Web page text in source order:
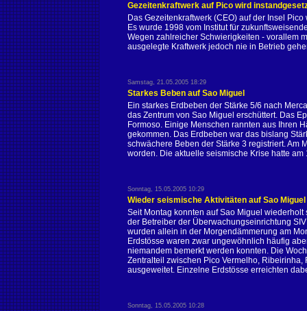
Gezeitenkraftwerk auf Pico wird
Das Gezeitenkraftwerk (CEO) auf der Insel
Es wurde 1998 vom Institut für
Wegen zahlreicher Schwierigkeiten - vorallem
ausgelegte Kraftwerk jedoch nie in Betrieb
Samstag, 21.05.2005 18:29
Starkes Beben auf Sao Miguel
Ein starkes Erdbeben der Stärke 5/6 nach
das Zentrum von Sao Miguel erschüttert. Das
Formoso. Einige Menschen rannten aus Ihren
gekommen. Das Erdbeben war das bislang
schwächere Beben der Stärke 3 registriert. Am
worden. Die aktuelle seismische Krise hatte am
Sonntag, 15.05.2005 10:29
Wieder seismische Aktivitäten auf Sao Miguel
Seit Montag konnten auf Sao Miguel
der Betreiber der Überwachungseinrichtung
wurden allein in der Morgendämmerung am
Erdstösse waren zwar ungewöhnlich häufig
niemandem bemerkt werden konnten. Die
Zentralteil zwischen Pico Vermelho,
ausgeweitet. Einzelne Erdstösse erreichten
Sonntag, 15.05.2005 10:28